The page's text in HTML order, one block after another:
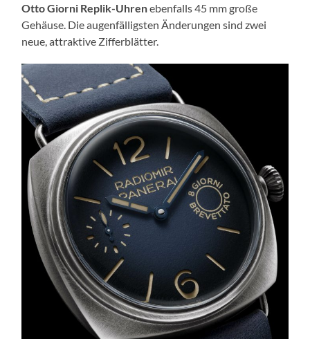
Otto Giorni Replik-Uhrenebenfalls 45 mm große
Gehäuse. Die augenfälligsten Änderungen sind zwei
neue, attraktive Zifferblätter.